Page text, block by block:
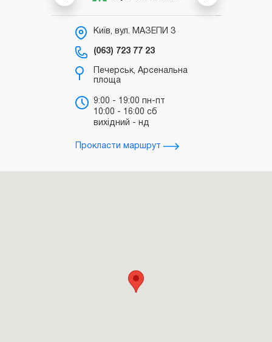
Київ, вул. МАЗЕПИ 3
(063) 723 77 23
Печерськ, Арсенальна
площа
9:00 - 19:00 пн-пт
10:00 - 16:00 сб
вихідний - нд
Прокласти маршрут